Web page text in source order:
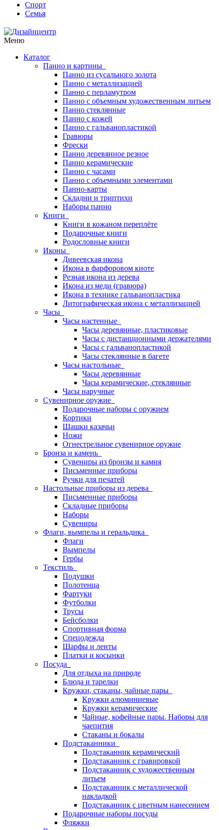
Спорт
Семья
Меню
Каталог
Панно и картины
Панно из сусального золота
Панно с металлизацией
Панно с перламутром
Панно с объемным художественным литьем
Панно стеклянные
Панно с кожей
Панно с гальванопластикой
Гравюры
Фрески
Панно деревянное резное
Панно керамические
Панно с часами
Панно с объемными элементами
Панно-карты
Складни и триптихи
Наборы панно
Книги
Книги в кожаном переплёте
Подарочные книги
Родословные книги
Иконы
Дивеевская икона
Икона в фарфоровом киоте
Резная икона из дерева
Икона из меди (гравюра)
Икона в технике гальванопластика
Литографическая икона с металлизацией
Часы
Часы настенные
Часы деревянные, пластиковые
Часы с дистанционными держателями
Часы с гальванопластикой
Часы стеклянные в багете
Часы настольные
Часы деревянные
Часы керамические, стеклянные
Часы наручные
Сувенирное оружие
Подарочные наборы с оружием
Кортики
Шашки казачьи
Ножи
Огнестрельное сувенирное оружие
Бронза и камень
Сувениры из бронзы и камня
Письменные приборы
Ручки для печатей
Настольные приборы из дерева
Письменные приборы
Складные приборы
Наборы
Сувениры
Флаги, вымпелы и геральдика
Флаги
Вымпелы
Гербы
Текстиль
Подушки
Полотенца
Фартуки
Футболки
Трусы
Бейсболки
Спортивная форма
Спецодежда
Шарфы и ленты
Платки и косынки
Посуда
Для отдыха на природе
Блюда и тарелки
Кружки, стаканы, чайные пары
Кружки алюминиевые
Кружки керамические
Чайные, кофейные пары. Наборы для
чаепития
Стаканы и бокалы
Подстаканники
Подстаканник керамический
Подстаканник c гравировкой
Подстаканник с художественным
литьем
Подстаканник с металлической
накладкой
Подстаканник с цветным нанесением
Подарочные наборы посуды
Фляжки